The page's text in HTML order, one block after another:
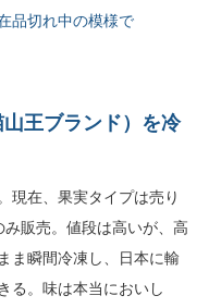
品切れ中の模様で
王ブランド）を冷
現在、果実タイプは売り
販売。値段は高いが、高
ま瞬間冷凍し、日本に輸
る。味は本当においし